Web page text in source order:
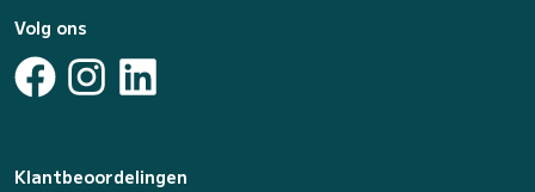
Volg ons
Klantbeoordelingen